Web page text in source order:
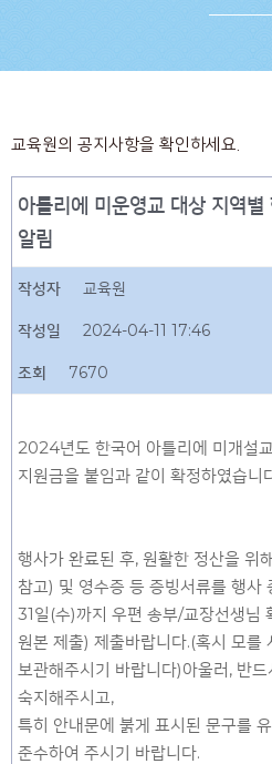
교육원의 공지사항을 확인하세요.
아틀리에 미운영교 대상 지역
알림
작성자 교육원
작성일 2024-04-11 17:46
조회 7670
2024년도 한국어 아틀리에 미개설
지원금을 붙임과 같이 확정하였습니
행사가 완료된 후, 원활한 정산을 위
참고) 및 영수증 등 증빙서류를 행사
31일(수)까지 우편 송부/교장선생님
원본 제출) 제출바랍니다.(혹시 모를
보관해주시기 바랍니다)아울러, 반
숙지해주시고,
특히 안내문에 붉게 표시된 문구를
준수하여 주시기 바랍니다.